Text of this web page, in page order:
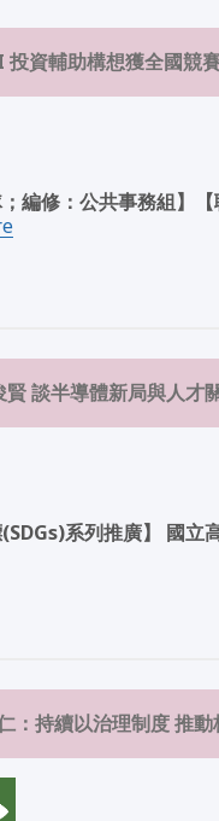
資輔助構想獲全國競
編修：公共事務組】
談半導體新局與人才
系列推廣】 國
：持續以治理制度 推